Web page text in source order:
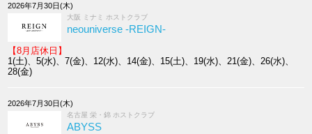
2026年7月30日(木)
大阪 ミナミ ホストクラブ
neouniverse -REIGN-
【8月店休日】
1(土)、5(水)、7(金)、12(水)、14(金)、15(土)、19(水)、21(金)、26(水)、
28(金)
2026年7月30日(木)
名古屋 栄・錦 ホストクラブ
ABYSS